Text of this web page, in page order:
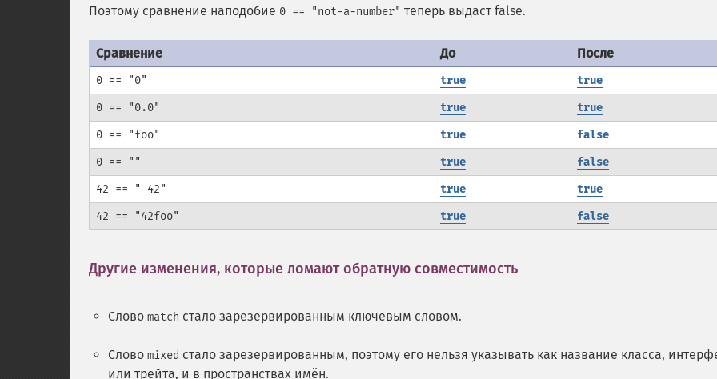
Поэтому сравнение наподобие 0 == "not-a-number" теперь выдаст false.
Сравнение До После
0 == "0" true
true
0 == "0.0"
true
true
0 == "foo"
true
false
0 == ""
true
false
42 == " 42"
true
true
42 == "42foo"
true false
Другие изменения, которые ломают обратную совместимость
Слово match стало зарезервированным ключевым словом.
Слово mixed стало зарезервированным, поэтому его нельзя указывать как название класса,
или трейта, и в пространствах имён.